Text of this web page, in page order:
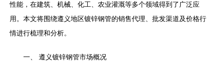
性能，在建筑、机械、化工、农业灌溉等多个领域得到了广泛应
用。本文将围绕遵义地区镀锌钢管的销售代理、批发渠道及价格行
情进行梳理和分析。
一、 遵义镀锌钢管市场概况